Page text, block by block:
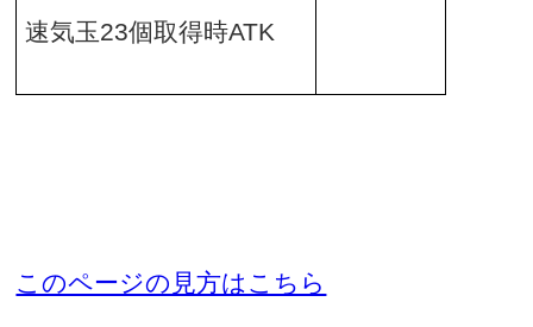
速気玉23個取得時ATK
このページの見方はこちら